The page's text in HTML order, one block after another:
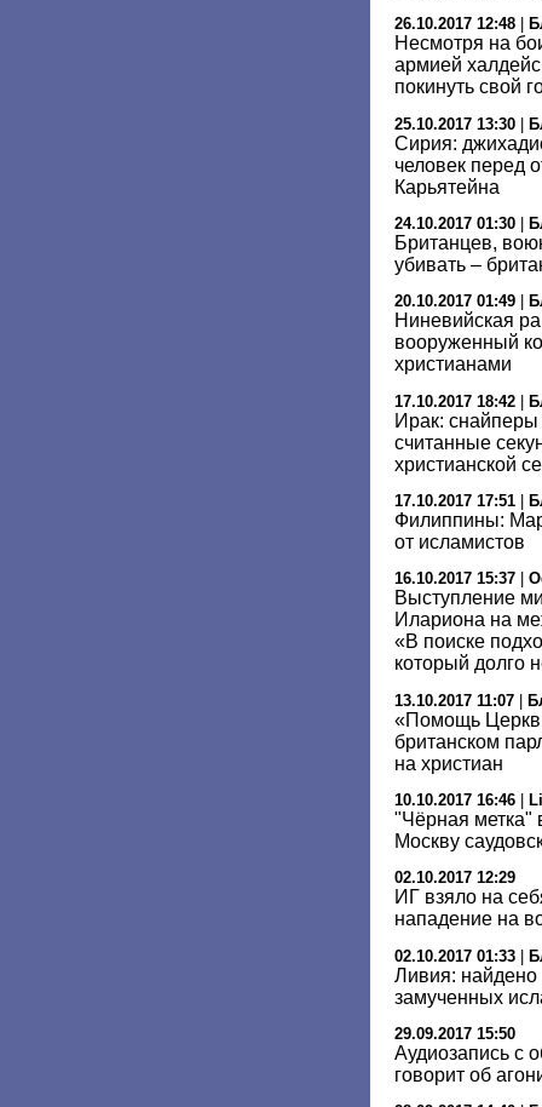
26.10.2017 12:48
Несмотря на
армией
покинуть свой
25.10.2017 13:30
Сирия:
человек перед
Карьятейна
24.10.2017 01:30
Британцев,
убивать –
20.10.2017 01:49
Ниневийская
вооруженный
христианами
17.10.2017 18:42
Ирак: снайперы
считанные
христианской
17.10.2017 17:51
Филиппины:
от исламистов
16.10.2017 15:37
Выступление
Илариона на
«В поиске
который долго
13.10.2017 11:07
«Помощь
британском
на христиан
10.10.2017 16:46
"Чёрная метка"
Москву
02.10.2017 12:29
ИГ взяло на
нападение на
02.10.2017 01:33
Ливия: найдено
замученных
29.09.2017 15:50
Аудиозапись с
говорит об